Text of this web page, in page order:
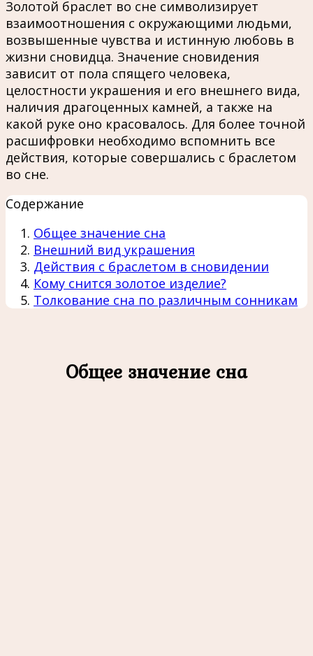
Золотой браслет во сне символизирует
взаимоотношения с окружающими людьми,
возвышенные чувства и истинную любовь в
жизни сновидца. Значение сновидения
зависит от пола спящего человека,
целостности украшения и его внешнего вида,
наличия драгоценных камней, а также на
какой руке оно красовалось. Для более точной
расшифровки необходимо вспомнить все
действия, которые совершались с браслетом
во сне.
Содержание
Общее значение сна
Внешний вид украшения
Действия с браслетом в сновидении
Кому снится золотое изделие?
Толкование сна по различным сонникам
Общее значение сна